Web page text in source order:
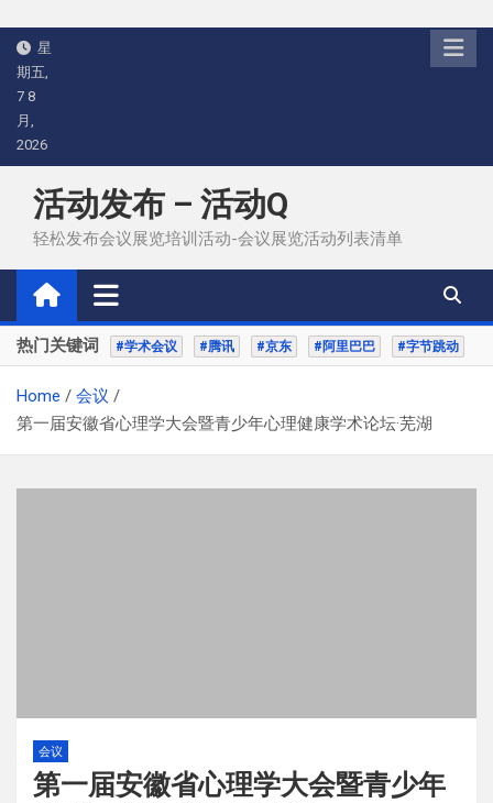
Skip
content
星
期五,
7 8
月,
2026
活动发布 – 活动Q
轻松发布会议展览培训活动-会议展览活动列表清单
热门关键词 #学术会议 #腾讯 #京东 #阿里巴巴 #字节跳动
Home
会议
第一届安徽省心理学大会暨青少年心理健康学术论坛·芜湖
会议
第一届安徽省心理学大会暨青少年